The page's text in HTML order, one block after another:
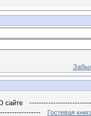
сайте
Гостевая